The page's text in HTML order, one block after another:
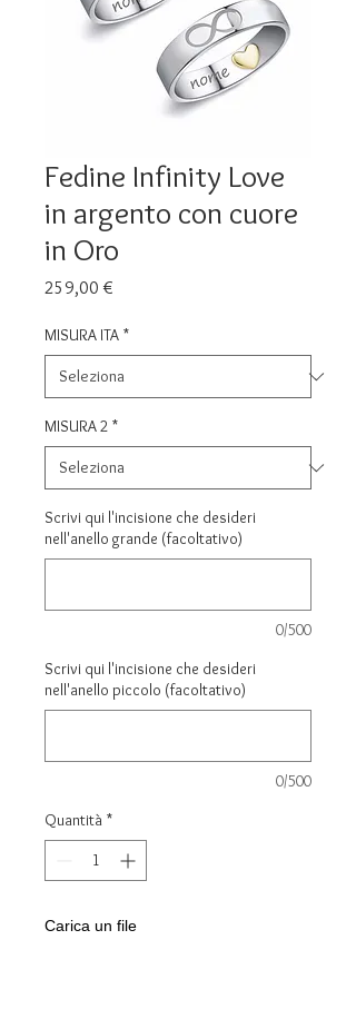
Fedine Infinity Love
in argento con cuore
in Oro
259,00 €
MISURA ITA *
MISURA 2 *
Scrivi qui l'incisione che desideri
nell'anello grande (facoltativo)
0/500
Scrivi qui l'incisione che desideri
nell'anello piccolo (facoltativo)
0/500
Quantità *
Carica un file